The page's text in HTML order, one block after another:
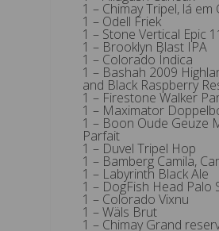
1 – Chimay Tripel, lá em
1 – Odell Friek
1 – Stone Vertical Epic
1 – Brooklyn Blast IPA
1 – Colorado Índica
1 – Bashah 2009
and Black Raspberry
1 – Firestone Walker
1 – Maximator
1 – Boon Oude Geuze
Parfait
1 – Duvel Tripel Hop
1 – Bamberg Camila,
1 – Labyrinth Black Ale
1 – DogFish Head Palo
1 – Colorado Vixnu
1 – Wäls Brut
1 – Chimay Grand